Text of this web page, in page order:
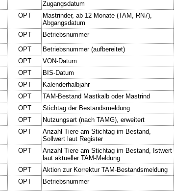
Zugangsdatum
OPT
Mastrinder, ab 12 Monate (TAM, RN7),
Abgangsdatum
OPT Betriebsnummer
OPT Betriebsnummer (aufbereitet)
OPT VON-Datum
OPT BIS-Datum
OPT
Kalenderhalbjahr
OPT
TAM-Bestand Mastkalb oder Mastrind
OPT
Stichtag der Bestandsmeldung
OPT Nutzungsart (nach TAMG), erweitert
OPT
Anzahl Tiere am Stichtag im Bestand,
Sollwert laut Register
OPT
Anzahl Tiere am Stichtag im Bestand, Istwert
laut aktueller TAM-Meldung
OPT
Aktion zur Korrektur TAM-Bestandsmeldung
OPT Betriebsnummer